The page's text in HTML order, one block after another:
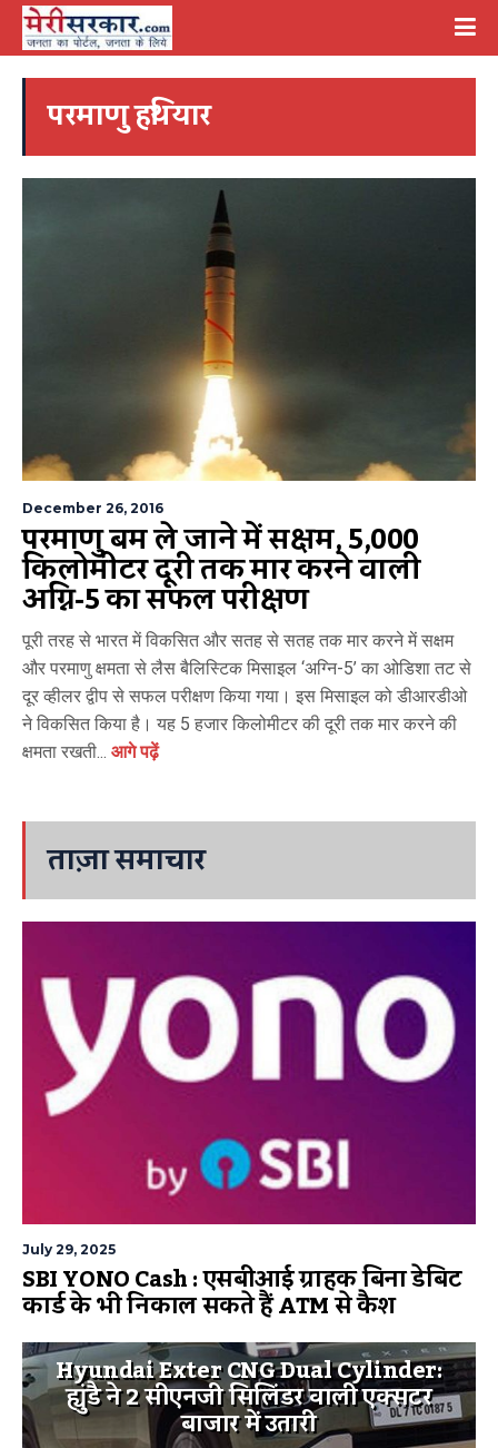
परमाणु हथियार
December 26, 2016
परमाणु बम ले जाने में सक्षम, 5,000
किलोमीटर दूरी तक मार करने वाली
अग्नि-5 का सफल परीक्षण
पूरी तरह से भारत में विकसित और सतह से सतह तक मार करने में सक्षम
और परमाणु क्षमता से लैस बैलिस्टिक मिसाइल ‘अग्नि-5’ का ओडिशा तट से
दूर व्हीलर द्वीप से सफल परीक्षण किया गया। इस मिसाइल को डीआरडीओ
ने विकसित किया है। यह 5 हजार किलोमीटर की दूरी तक मार करने की
क्षमता रखती... आगे पढ़ें
ताज़ा समाचार
July 29, 2025
SBI YONO Cash : एसबीआई ग्राहक बिना डेबिट
कार्ड के भी निकाल सकते हैं ATM से कैश
Hyundai Exter CNG Dual Cylinder:
ह्युंडै ने 2 सीएनजी सिलिंडर वाली एक्सटर
बाजार में उतारी